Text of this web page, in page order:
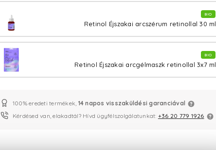
BIO
Retinol Éjszakai arcszérum retinollal 30 ml
BIO
Retinol Éjszakai arcgélmaszk retinollal 3x7 ml
100% eredeti termékek, 14 napos visszaküldési garanciával
Kérdésed van, elakadtál? Hívd ügyfélszolgálatunkat: +36 20 779 1926